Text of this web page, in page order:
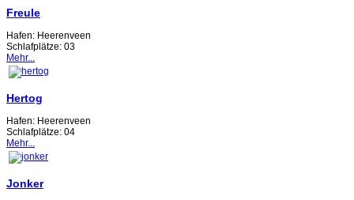
Freule
Hafen: Heerenveen
Schlafplätze: 03
Mehr...
Hertog
Hafen: Heerenveen
Schlafplätze: 04
Mehr...
Jonker